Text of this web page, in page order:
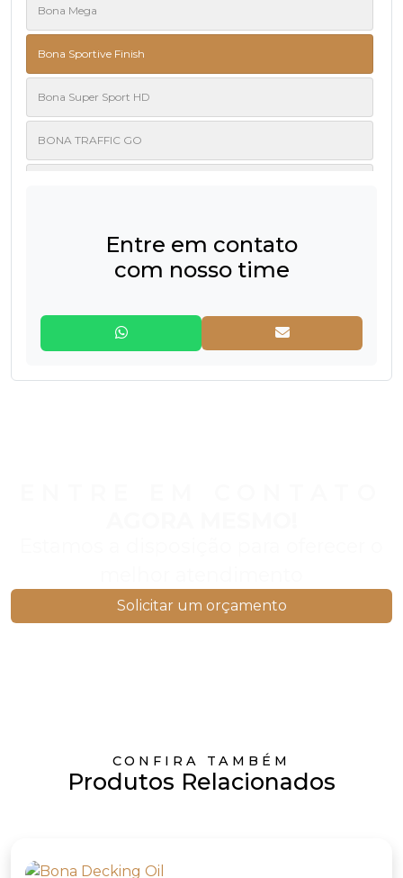
Bona Mega
Bona Sportive Finish
Bona Super Sport HD
BONA TRAFFIC GO
Entre em contato
com nosso time
Solicitar um orçamento
CONFIRA TAMBÉM
Produtos Relacionados